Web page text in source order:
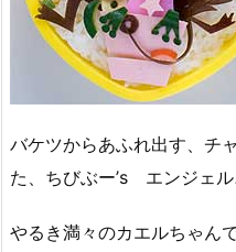
バケツからあふれ出す、チ
た、ちびぶー’s エンジェル
やるき満々のカエルちゃんで